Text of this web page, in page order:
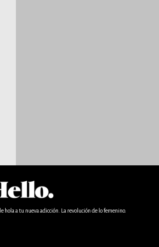
hola a tu nueva adicción. La revolución de lo femenino.